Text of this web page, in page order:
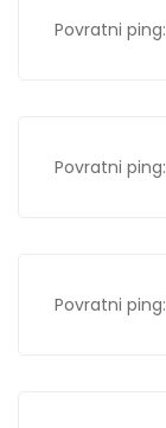
Povratni ping:
Povratni ping:
Povratni ping: